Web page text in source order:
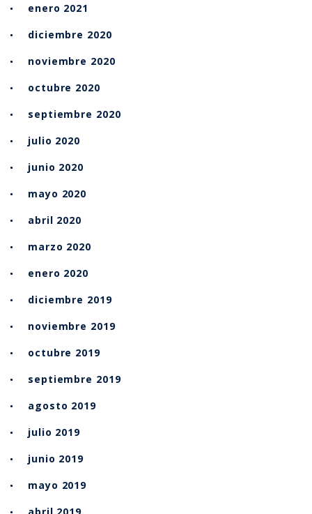
enero 2021
diciembre 2020
noviembre 2020
octubre 2020
septiembre 2020
julio 2020
junio 2020
mayo 2020
abril 2020
marzo 2020
enero 2020
diciembre 2019
noviembre 2019
octubre 2019
septiembre 2019
agosto 2019
julio 2019
junio 2019
mayo 2019